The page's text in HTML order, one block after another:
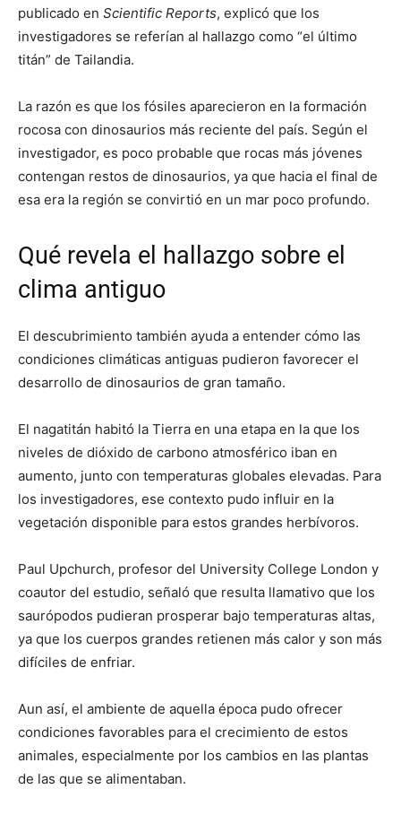
publicado en Scientific Reports, explicó que los
investigadores se referían al hallazgo como “el último
titán” de Tailandia.
La razón es que los fósiles aparecieron en la formación
rocosa con dinosaurios más reciente del país. Según el
investigador, es poco probable que rocas más jóvenes
contengan restos de dinosaurios, ya que hacia el final de
esa era la región se convirtió en un mar poco profundo.
Qué revela el hallazgo sobre el
clima antiguo
El descubrimiento también ayuda a entender cómo las
condiciones climáticas antiguas pudieron favorecer el
desarrollo de dinosaurios de gran tamaño.
El nagatitán habitó la Tierra en una etapa en la que los
niveles de dióxido de carbono atmosférico iban en
aumento, junto con temperaturas globales elevadas. Para
los investigadores, ese contexto pudo influir en la
vegetación disponible para estos grandes herbívoros.
Paul Upchurch, profesor del University College London y
coautor del estudio, señaló que resulta llamativo que los
saurópodos pudieran prosperar bajo temperaturas altas,
ya que los cuerpos grandes retienen más calor y son más
difíciles de enfriar.
Aun así, el ambiente de aquella época pudo ofrecer
condiciones favorables para el crecimiento de estos
animales, especialmente por los cambios en las plantas
de las que se alimentaban.